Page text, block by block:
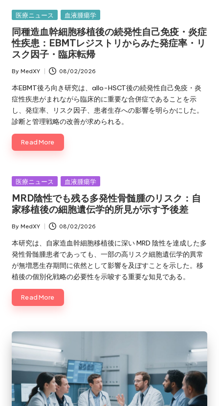
Posted
医療ニュース 血液腫瘍学
同種造血幹細胞移植後の続発性自己免疫・炎症
性疾患：EBMTレジストリからみた発症率・リ
スク因子・臨床転帰
Posted
by
By MedXY 08/02/2026
本EBMT後ろ向き研究は、allo-HSCT後の続発性自己免疫・炎
症性疾患がまれながら臨床的に重要な合併症であることを示
し、発症率、リスク因子、患者生存への影響を明らかにした。
診断と管理戦略の改善が求められる。
Read More
Posted
医療ニュース 血液腫瘍学
MRD陰性でも残る多発性骨髄腫のリスク：自
家移植後の細胞遺伝学的所見が示す予後差
Posted
by
By MedXY 08/02/2026
本研究は、自家造血幹細胞移植後に深い MRD 陰性を達成した多
発性骨髄腫患者であっても、一部の高リスク細胞遺伝学的異常
が無増悪生存期間に依然として影響を及ぼすことを示した。移
植後の個別化戦略の必要性を示唆する重要な知見である。
Read More